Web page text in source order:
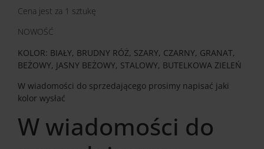
Cena jest za 1 sztukę
NOWOŚĆ
KOLOR: BIAŁY, BRUDNY RÓŻ, SZARY, CZARNY, GRANAT,
BEŻOWY, JASNY BEŻOWY, STALOWY, BUTELKOWA ZIELEŃ
W wiadomości do sprzedającego prosimy napisać jaki
kolor wysłać
W wiadomości do